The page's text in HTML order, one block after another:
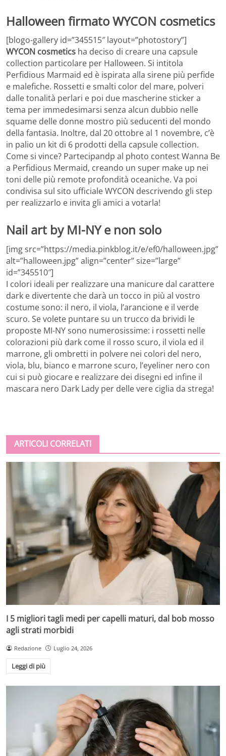
Halloween firmato WYCON cosmetics
[blogo-gallery id=”345515″ layout=”photostory”]
WYCON cosmetics ha deciso di creare una capsule
collection particolare per Halloween. Si intitola
Perfidious Marmaid ed è ispirata alla sirene più perfide
e malefiche. Rossetti e smalti color del mare, polveri
dalle tonalità perlari e poi due mascherine sticker a
tema per immedesimarsi senza alcun dubbio nelle
squame delle donne mostro più seducenti del mondo
della fantasia. Inoltre, dal 20 ottobre al 1 novembre, c’è
in palio un kit di 6 prodotti della capsule collection.
Come si vince? Partecipandp al photo contest Wanna Be
a Perfidious Mermaid, creando un super make up nei
toni delle più remote profondità oceaniche. Va poi
condivisa sul sito ufficiale WYCON descrivendo gli step
per realizzarlo e invita gli amici a votarla!
Nail art by MI-NY e non solo
[img src=”https://media.pinkblog.it/e/ef0/halloween.jpg”
alt=”halloween.jpg” align=”center” size=”large”
id=”345510″]
I colori ideali per realizzare una manicure dal carattere
dark e divertente che darà un tocco in più al vostro
costume sono: il nero, il viola, l’arancione e il verde
scuro. Se volete puntare su un trucco da brividi le
proposte MI-NY sono numerosissime: i rossetti nelle
colorazioni più dark come il rosso scuro, il viola ed il
marrone, gli ombretti in polvere nei colori del nero,
viola, blu, bianco e marrone scuro, l’eyeliner nero con
cui si può giocare e realizzare dei disegni ed infine il
mascara nero Dark Lady per delle vere ciglia da strega!
ARTICOLI CORRELATI
I 5 migliori tagli medi per capelli maturi, dal bob mosso
agli strati morbidi
Redazione Luglio 24, 2026
Leggi di più